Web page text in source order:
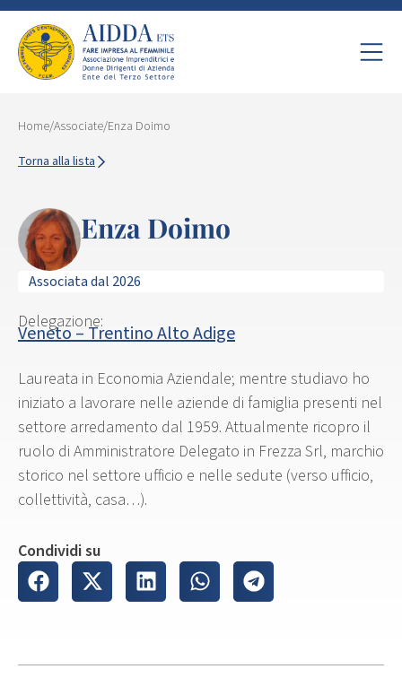
Home/Associate/Enza Doimo
Torna alla lista
Enza Doimo
Associata dal 2026
Delegazione:
Veneto – Trentino Alto Adige
Laureata in Economia Aziendale; mentre studiavo ho
iniziato a lavorare nelle aziende di famiglia presenti nel
settore arredamento dal 1959. Attualmente ricopro il
ruolo di Amministratore Delegato in Frezza Srl, marchio
storico nel settore ufficio e nelle sedute (verso ufficio,
collettività, casa…).
Condividi su